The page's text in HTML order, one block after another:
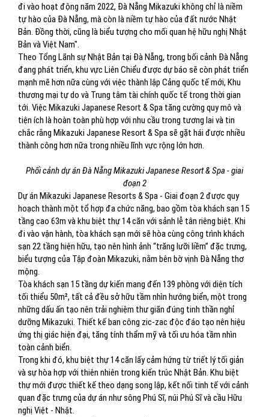
đi vào hoạt động năm 2022, Đà Nẵng Mikazuki không chỉ là niềm
tự hào của Đà Nẵng, mà còn là niềm tự hào của đất nước Nhật
Bản. Đồng thời, cũng là biểu tượng cho mối quan hệ hữu nghị Nhật
Bản và Việt Nam".
Theo Tổng Lãnh sự Nhật Bản tại Đà Nẵng, trong bối cảnh Đà Nẵng
đang phát triển, khu vực Liên Chiểu được dự báo sẽ còn phát triển
mạnh mẽ hơn nữa cùng với việc thành lập Cảng quốc tế mới, Khu
thương mại tự do và Trung tâm tài chính quốc tế trong thời gian
tới. Việc Mikazuki Japanese Resort & Spa tăng cường quy mô và
tiện ích là hoàn toàn phù hợp với nhu cầu trong tương lai và tin
chắc rằng Mikazuki Japanese Resort & Spa sẽ gặt hái được nhiều
thành công hơn nữa trong nhiều lĩnh vực rộng lớn hơn.
Phối cảnh dự án Đà Nẵng Mikazuki Japanese Resort & Spa - giai
đoạn 2
Dự án Mikazuki Japanese Resorts & Spa - Giai đoạn 2 được quy
hoạch thành một tổ hợp đa chức năng, bao gồm tòa khách sạn 15
tầng cao 63m và khu biệt thự 14 căn với sảnh lễ tân riêng biệt. Khi
đi vào vận hành, tòa khách sạn mới sẽ hòa cùng công trình khách
sạn 22 tầng hiện hữu, tạo nên hình ảnh “trăng lưỡi liềm” đặc trưng,
biểu tượng của Tập đoàn Mikazuki, nằm bên bờ vịnh Đà Nẵng thơ
mộng.
Tòa khách sạn 15 tầng dự kiến mang đến 139 phòng với diện tích
tối thiểu 50m², tất cả đều sở hữu tầm nhìn hướng biển, một trong
những dấu ấn tạo nên trải nghiệm thư giãn đúng tinh thần nghỉ
dưỡng Mikazuki. Thiết kế ban công zic-zac độc đáo tạo nên hiệu
ứng thị giác hiện đại, tăng tính thẩm mỹ và tối ưu hóa tầm nhìn
toàn cảnh biển.
Trong khi đó, khu biệt thự 14 căn lấy cảm hứng từ triết lý tối giản
và sự hòa hợp với thiên nhiên trong kiến trúc Nhật Bản. Khu biệt
thự mới được thiết kế theo dạng song lập, kết nối tinh tế với cảnh
quan đặc trưng của dự án như sông Phú Sĩ, núi Phú Sĩ và cầu Hữu
nghị Việt - Nhật.